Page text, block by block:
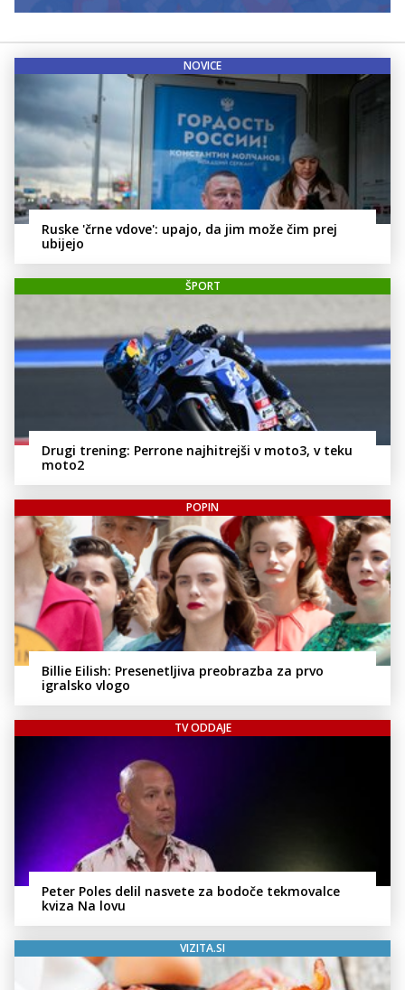
NOVICE
Ruske 'črne vdove': upajo, da jim može čim prej
ubijejo
ŠPORT
Drugi trening: Perrone najhitrejši v moto3, v teku
moto2
POPIN
Billie Eilish: Presenetljiva preobrazba za prvo
igralsko vlogo
TV ODDAJE
Peter Poles delil nasvete za bodoče tekmovalce
kviza Na lovu
VIZITA.SI